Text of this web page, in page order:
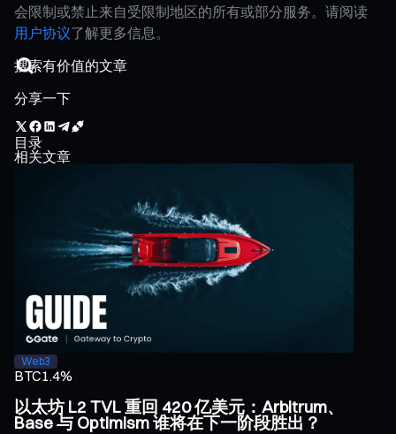
会限制或禁止来自受限制地区的所有或部分服务。请阅读
用户协议了解更多信息。
分享一下
目录
相关文章
Web3
BTC1.4%
以太坊 L2 TVL 重回 420 亿美元：Arbitrum、
Base 与 Optimism 谁将在下一阶段胜出？